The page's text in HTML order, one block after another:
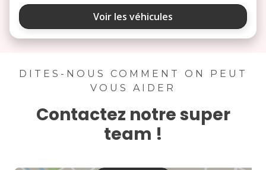
août 2026
ma me
3 4 5 6 7
17 18 19 20
Voir les véhicules
DITES-NOUS COMMENT ON PEUT
VOUS AIDER
Contactez notre super
team !